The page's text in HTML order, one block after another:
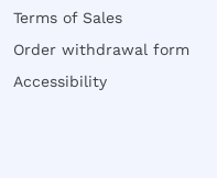
Terms of Sales
Order withdrawal form
Accessibility